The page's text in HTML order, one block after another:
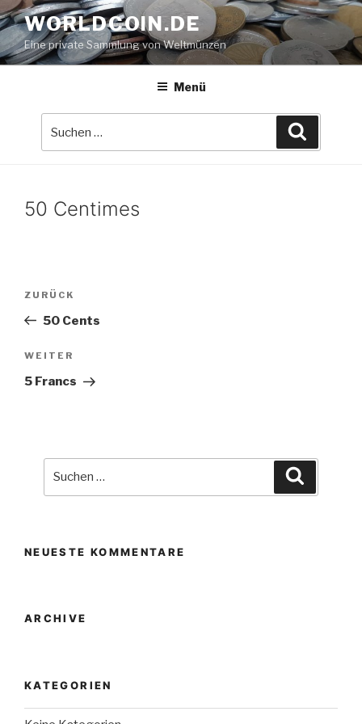
Zum
Inhalt
springen
WORLDCOIN.DE
Eine private Sammlung von Weltmünzen
Menü
50 Centimes
Beitrags-
Vorheriger
Beitrag
ZURÜCK
50 Cents
Nächster
Beitrag
WEITER
5 Francs
NEUESTE KOMMENTARE
ARCHIVE
KATEGORIEN